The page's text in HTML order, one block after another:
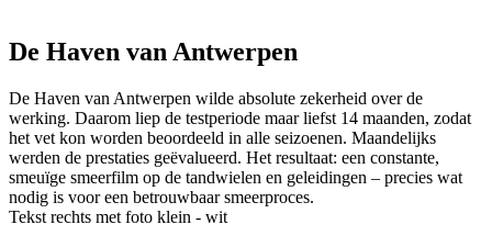
De Haven van Antwerpen
De Haven van Antwerpen wilde absolute zekerheid over de
werking. Daarom liep de testperiode maar liefst 14 maanden, zodat
het vet kon worden beoordeeld in alle seizoenen. Maandelijks
werden de prestaties geëvalueerd. Het resultaat: een constante,
smeuïge smeerfilm op de tandwielen en geleidingen – precies wat
nodig is voor een betrouwbaar smeerproces.
Tekst rechts met foto klein - wit